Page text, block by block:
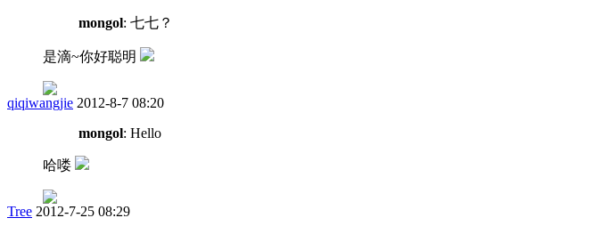
mongol: 七七？
是滴~你好聪明
qiqiwangjie 2012-8-7 08:20
mongol: Hello
哈喽
Tree 2012-7-25 08:29